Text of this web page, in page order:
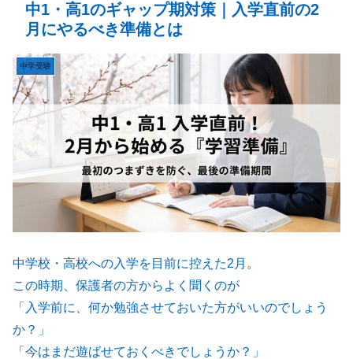
中1・高1のギャップ期対策｜入学直前の2
月にやるべき準備とは
中学受験
中学校・高校への入学を目前に控えた2月。
この時期、保護者の方からよく聞くのが
「入学前に、何か勉強させておいた方がいいのでしょう
か？」
「今はまだ遊ばせておくべきでしょうか？」